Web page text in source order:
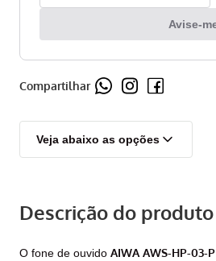
Compartilhar
Veja abaixo as opções
Descrição do produto
O fone de ouvido AIWA AWS-HP-03-P